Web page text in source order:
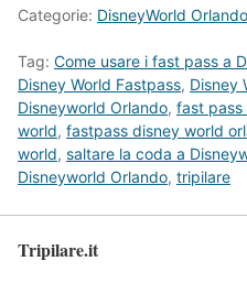
Categorie: DisneyWorld Orlando
Tag: Come usare i fast pass a
Disney World Fastpass, Disney
Disneyworld Orlando, fast pass
world, fastpass disney world
world, saltare la coda a
Disneyworld Orlando, tripilare
Tripilare.it